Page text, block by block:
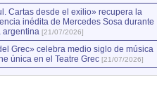
Cartas desde el exilio» recupera la
inédita de Mercedes Sosa durante
argentina [21/07/2026]
Grec» celebra medio siglo de música
única en el Teatre Grec [21/07/2026]